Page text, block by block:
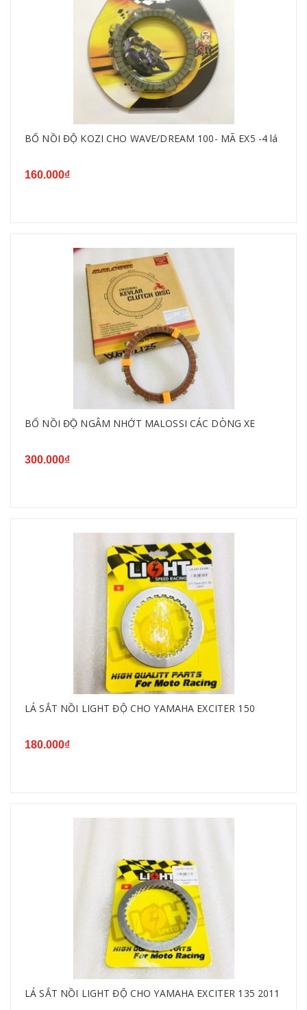
BỐ NỒI ĐỘ KOZI CHO WAVE/DREAM 100- MÃ EX5 -4 lá
160.000₫
BỐ NỒI ĐỘ NGÂM NHỚT MALOSSI CÁC DÒNG XE
300.000₫
LÁ SẮT NỒI LIGHT ĐỘ CHO YAMAHA EXCITER 150
180.000₫
LÁ SẮT NỒI LIGHT ĐỘ CHO YAMAHA EXCITER 135 2011